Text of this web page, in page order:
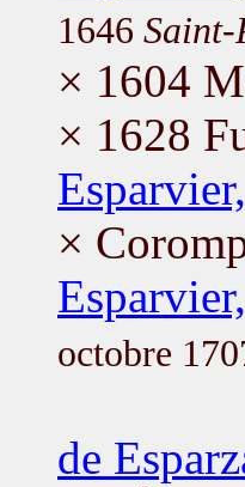
1646 Saint-
× 1604
× 1628
×
octobre
de